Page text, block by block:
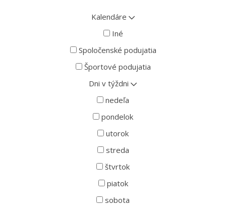
Kalendáre
Iné
Spoločenské podujatia
Športové podujatia
Dni v týždni
nedeľa
pondelok
utorok
streda
štvrtok
piatok
sobota